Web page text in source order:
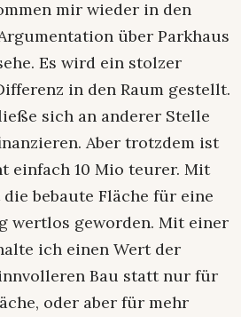
mir wieder in den
über Parkhaus
Es wird ein stolzer
in den Raum gestellt.
sich an anderer Stelle
Aber trotzdem ist
einfach 10 Mio teurer. Mit
bebaute Fläche für eine
wertlos geworden. Mit einer
ich einen Wert der
Bau statt nur für
oder aber für mehr